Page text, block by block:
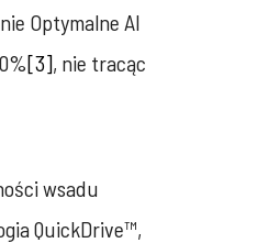
Optymalne AI
[3], nie tracąc
wsadu
QuickDrive™,